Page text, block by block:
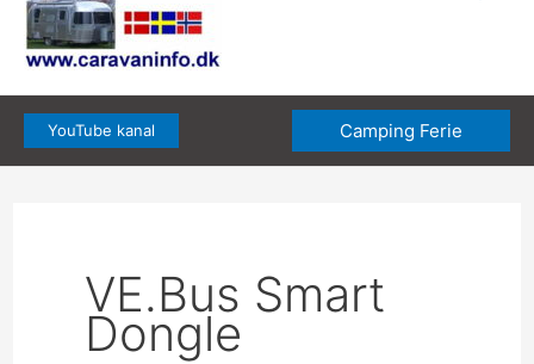
YouTube kanal Camping Ferie
VE.Bus Smart
Dongle